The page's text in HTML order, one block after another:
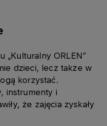
„Kulturalny ORLEN”
dzieci, lecz także w
korzystać.
instrumenty i
że zajęcia zyskały